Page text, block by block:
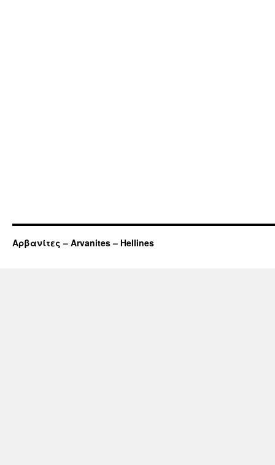
Αρβανίτες – Arvanites – Hellines